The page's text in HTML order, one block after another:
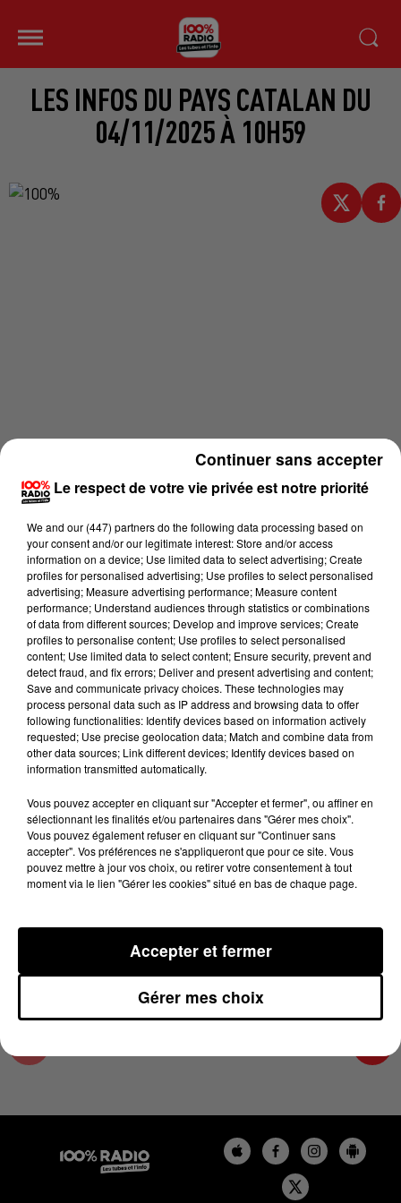
LES INFOS DU PAYS CATALAN DU
04/11/2025 À 10H59
Lecture (2 min 23 sec)
100%
100% Radio les infos du Pays Catalan
4 novembre 2025 - 2 min 23 sec
LES INFOS DU PAYS CATALAN DU 04/11/2025
À 10H59
Podcasts infos du Pays Catalan
Le respect de votre vie privée est notre priorité
We and our (447) partnersdo the following data processing based on
your consent and/or our legitimate interest: Store and/or access
information on a device; Use limited data to select advertising; Create
profiles for personalised advertising; Use profiles to select personalised
advertising; Measure advertising performance; Measure content
performance; Understand audiences through statistics or combinations
of data from different sources; Develop and improve services; Create
profiles to personalise content; Use profiles to select personalised
content; Use limited data to select content; Ensure security, prevent and
detect fraud, and fix errors; Deliver and present advertising and content;
Save and communicate privacy choices. These technologies may
process personal data such as IP address and browsing data to offer
following functionalities: Identify devices based on information actively
requested; Use precise geolocation data; Match and combine data from
other data sources; Link different devices; Identify devices based on
information transmitted automatically.
Vous pouvez accepter en cliquant sur "Accepter et fermer", ou affiner en
sélectionnant les finalités et/ou partenaires dans "Gérer mes choix".
Vous pouvez également refuser en cliquant sur "Continuer sans
accepter". Vos préférences ne s'appliqueront que pour ce site. Vous
pouvez mettre à jour vos choix, ou retirer votre consentement à tout
moment via le lien "Gérer les cookies" situé en bas de chaque page.
Gérer mes choix
Accepter et fermer
Continuer sans accepter